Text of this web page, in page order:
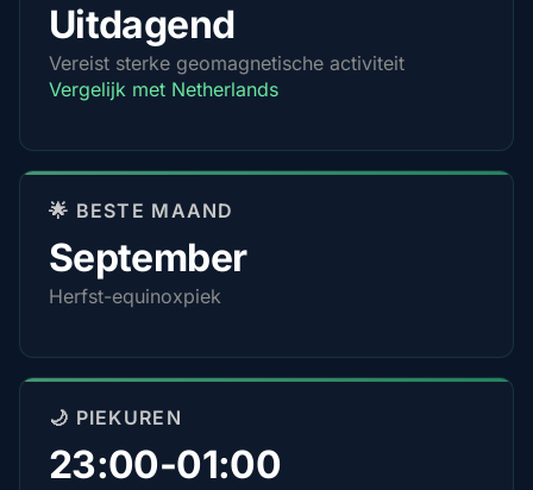
Uitdagend
Vereist sterke geomagnetische activiteit
Vergelijk met Netherlands
🌟 BESTE MAAND
September
Herfst-equinoxpiek
🌙 PIEKUREN
23:00-01:00